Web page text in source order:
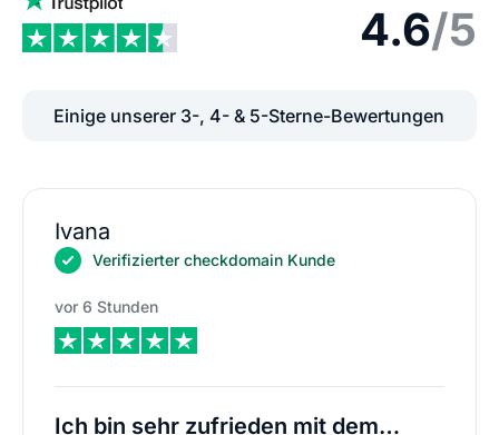
4.6/5
Einige unserer 3-, 4- & 5-Sterne-Bewertungen
Ivana
Verifizierter checkdomain Kunde
vor 6 Stunden
Ich bin sehr zufrieden mit dem…